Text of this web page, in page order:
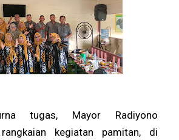
tugas, Mayor Radiyono
rangkaian kegiatan pamitan, di